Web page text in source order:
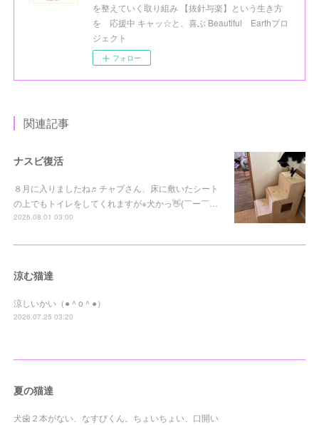
を整えていく取り組み 【抜針与楽】という生き方
を 応援中 キャッ☆と、喜ぶ Beautiful Earthプロ
ジェクト
フォロー
関連記事
ナスビ復活
８月に入りましたね♬チャプさん、床に敷いたシート
の上でもトイレをしてくれますが※犬かっ👋(￣ー￣…
2026.08.01 03:00
涼む猫達
涼しいかい（●＾o＾●）
2026.07.25 03:20
夏の猫達
犬歯２本がない、なすびくん。ちょいちょい、口開い